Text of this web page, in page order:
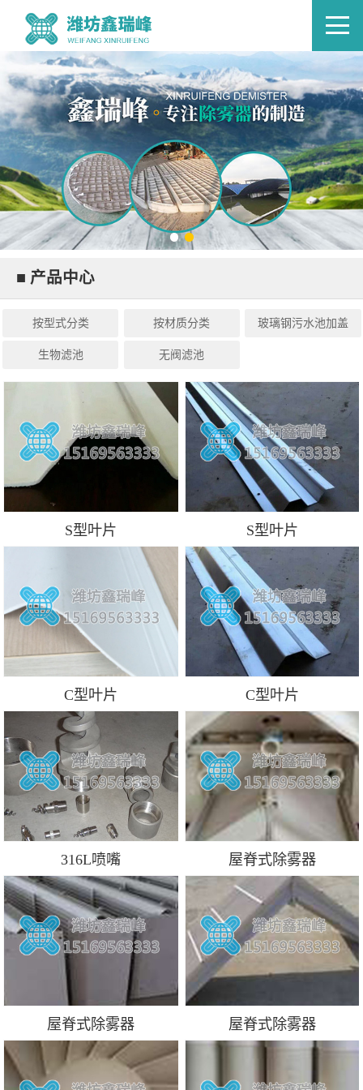
■ 产品中心
按型式分类 按材质分类 玻璃钢污水池加盖
生物滤池 无阀滤池
S型叶片 S型叶片
C型叶片 C型叶片
316L喷嘴 屋脊式除雾器
屋脊式除雾器 屋脊式除雾器